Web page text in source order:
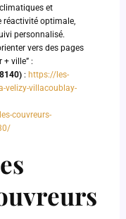
et
réactivité optimale,
personnalisé.
vers des pages
ville” :
: https://les-
velizy-villacoublay-
couvreurs-